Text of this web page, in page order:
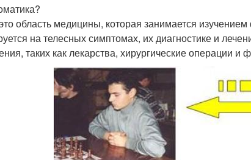
область медицины, которая занимается
на телесных симптомах, их диагностике и
таких как лекарства, хирургические операции и